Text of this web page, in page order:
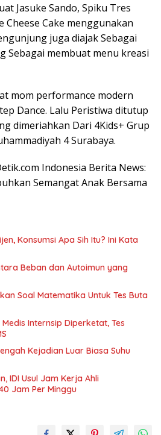
Jasuke Sando, Spiku Tres
Cheese Cake menggunakan
juga diajak Sebagai
Sebagai membuat menu kreasi
mom performance modern
Dance. Lalu Peristiwa ditutup
dimeriahkan Dari 4Kids+ Grup
4 Surabaya.
Indonesia Berita News:
Semangat Anak Bersama
Konsumsi Apa Sih Itu? Ini Kata
Beban dan Autoimun yang
Soal Matematika Untuk Tes Buta
Internsip Diperketat, Tes
Kejadian Luar Biasa Suhu
IDI Usul Jam Kerja Ahli
Jam Per Minggu